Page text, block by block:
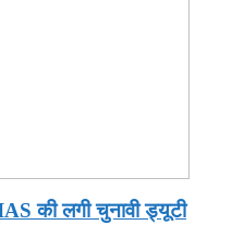
की लगी चुनावी ड्यूटी